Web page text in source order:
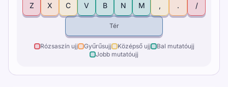
Z X C V B N M , . /
Tér
Rózsaszín ujj Gyűrűsujj Középső ujj
Bal mutatóujj
Jobb mutatóujj